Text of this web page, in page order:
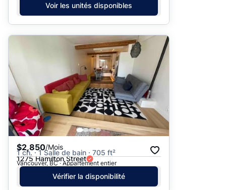
Voir les unités disponibles
$2,850/Mois
1 ch. · 1 Salle de bain · 705 ft²
1275 Hamilton Street
Vancouver, BC · Appartement entier
Vérifier la disponibilité